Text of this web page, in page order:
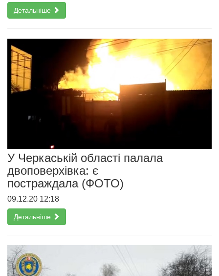
Детальніше
У Черкаській області палала
двоповерхівка: є
постраждала (ФОТО)
09.12.20 12:18
Детальніше